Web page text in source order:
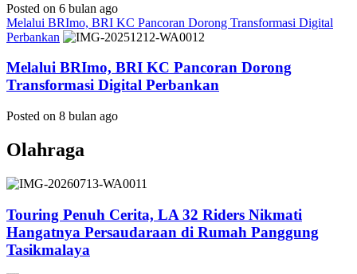
Posted on 6 bulan ago
Melalui BRImo, BRI KC Pancoran Dorong Transformasi Digital
Perbankan
Melalui BRImo, BRI KC Pancoran Dorong
Transformasi Digital Perbankan
Posted on 8 bulan ago
Olahraga
Touring Penuh Cerita, LA 32 Riders Nikmati
Hangatnya Persaudaraan di Rumah Panggung
Tasikmalaya